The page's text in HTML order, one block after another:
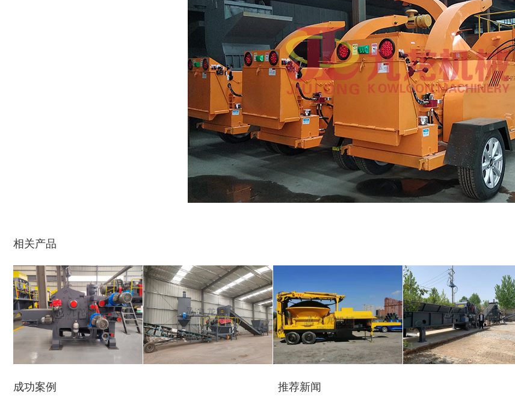
相关产品
油漆桶破碎机 彩钢瓦破碎机 大型铡草机
稻草粉碎机 气流烘干机 转筒烘干机
盘式削片机 全自动削片机 生物质秸秆破碎机...
成功案例 推荐新闻